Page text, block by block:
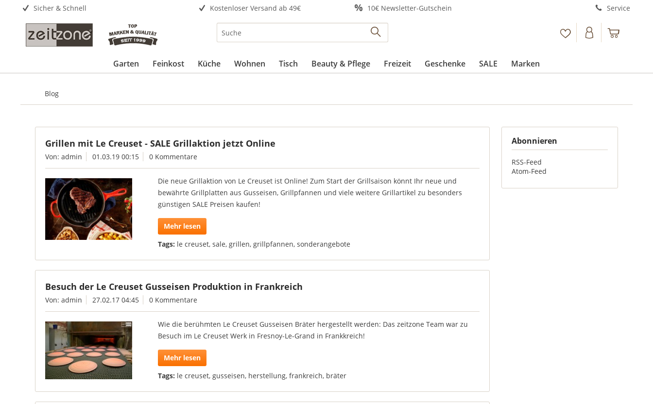
Sicher & Schnell Kostenloser Versand ab 49€ 10€ Newsletter-Gutschein Service
Garten Feinkost Küche Wohnen Tisch Beauty & Pflege Freizeit Geschenke SALE Marken
Blog
Abonnieren
RSS-Feed
Atom-Feed
Grillen mit Le Creuset - SALE Grillaktion jetzt Online
Von: admin 01.03.19 00:15 0 Kommentare
Die neue Grillaktion von Le Creuset ist Online! Zum Start der Grillsaison könnt Ihr neue und
bewährte Grillplatten aus Gusseisen, Grillpfannen und viele weitere Grillartikel zu besonders
günstigen SALE Preisen kaufen!
Mehr lesen
Tags: le creuset,sale,grillen,grillpfannen,sonderangebote
Besuch der Le Creuset Gusseisen Produktion in Frankreich
Von: admin 27.02.17 04:45 0 Kommentare
Wie die berühmten Le Creuset Gusseisen Bräter hergestellt werden: Das zeitzone Team war zu
Besuch im Le Creuset Werk in Fresnoy-Le-Grand in Frankkreich!
Mehr lesen
Tags: le creuset,gusseisen, herstellung,frankreich, bräter